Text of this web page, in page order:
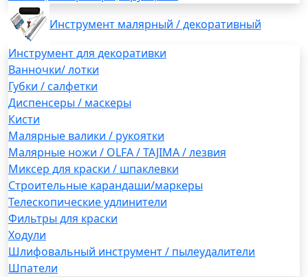
Инструмент малярный / декоративный
Инструмент для декоративки
Ванночки/ лотки
Губки / салфетки
Диспенсеры / маскеры
Кисти
Малярные валики / рукоятки
Малярные ножи / OLFA / TAJIMA / лезвия
Миксер для краски / шпаклевки
Строительные карандаши/маркеры
Телескопические удлинители
Фильтры для краски
Ходули
Шлифовальный инструмент / пылеудалители
Шпатели